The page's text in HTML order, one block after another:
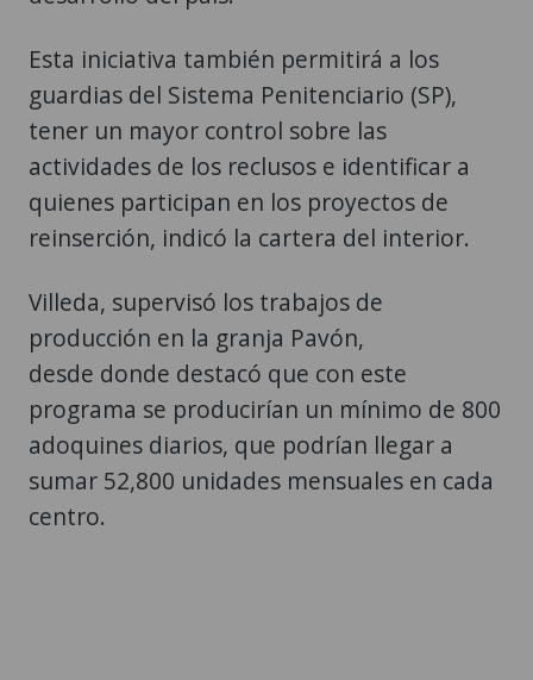
Esta iniciativa también permitirá a los
guardias del Sistema Penitenciario (SP),
tener un mayor control sobre las
actividades de los reclusos e identificar a
quienes participan en los proyectos de
reinserción, indicó la cartera del interior.
Villeda, supervisó los trabajos de
producción en la granja Pavón,
desde donde destacó que con este
programa se producirían un mínimo de 800
adoquines diarios, que podrían llegar a
sumar 52,800 unidades mensuales en cada
centro.